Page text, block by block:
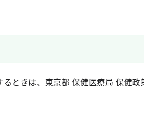
ときは、東京都 保健医療局 保健政